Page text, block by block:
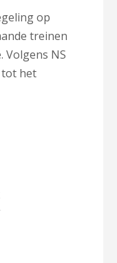
op
treinen
Volgens NS
tot het